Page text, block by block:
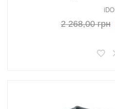
iDO
2 268,00 грн